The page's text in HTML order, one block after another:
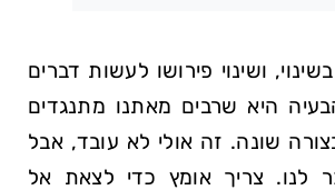
ושינוי פירושו לעשות דברים
היא שרבים מאתנו מתנגדים
שונה. זה אולי לא עובד, אבל
לנו. צריך אומץ כדי לצאת אל